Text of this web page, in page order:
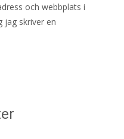
och webbplats i
jag skriver en